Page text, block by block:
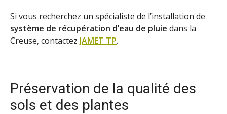
Si vous recherchez un spécialiste de l’installation de
système de récupération d’eau de pluie dans la
Creuse, contactez JAMET TP.
Préservation de la qualité des
sols et des plantes